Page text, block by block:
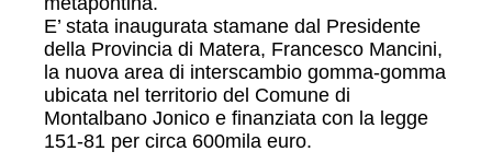
E’ stata inaugurata stamane dal Presidente
della Provincia di Matera, Francesco Mancini,
la nuova area di interscambio gomma-gomma
ubicata nel territorio del Comune di
Montalbano Jonico e finanziata con la legge
151-81 per circa 600mila euro.